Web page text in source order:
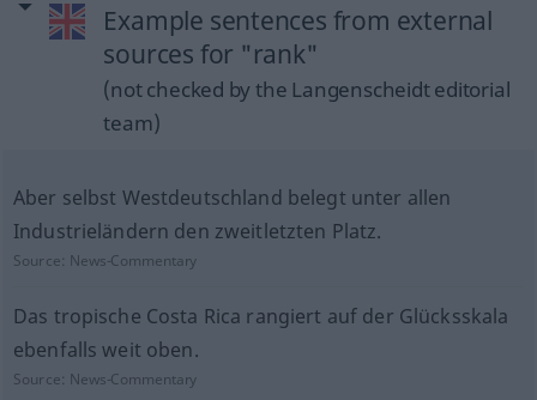
Example sentences from external
sources for "rank"
(not checked by the Langenscheidt editorial
team)
Aber selbst Westdeutschland belegt unter allen
Industrieländern den zweitletzten Platz.
Source: News-Commentary
Das tropische Costa Rica rangiert auf der Glücksskala
ebenfalls weit oben.
Source: News-Commentary